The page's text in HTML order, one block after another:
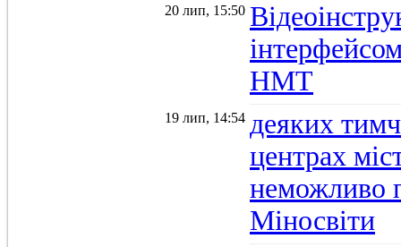
20 лип, 15:50
НМТ
19 лип, 14:54 деяких
центрах
неможливо
Міносвіти